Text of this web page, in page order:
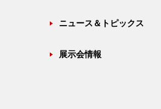
ニュース＆トピックス
展示会情報